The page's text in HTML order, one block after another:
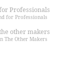
Professionals
for Professionals
other makers
The Other Makers